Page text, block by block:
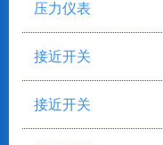
压力仪表
接近开关
接近开关